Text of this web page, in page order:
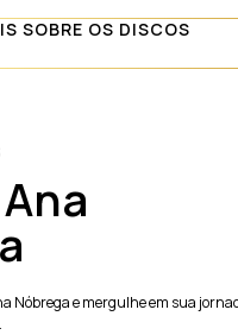
SOBRE OS DISCOS
Nóbrega e mergulhe em sua